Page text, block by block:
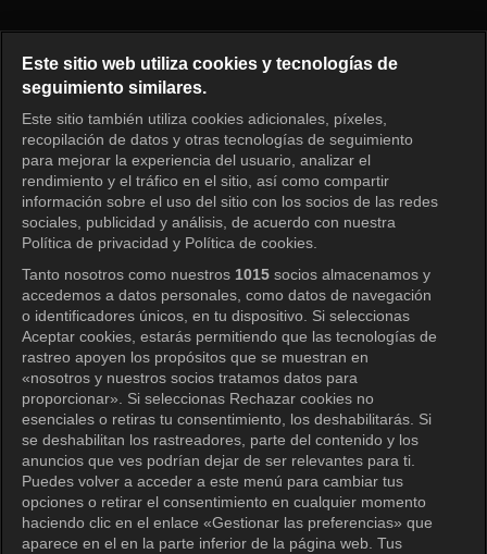
Iniciar sesión
Este sitio web utiliza cookies y tecnologías de
seguimiento similares.
Este sitio también utiliza cookies adicionales, píxeles,
recopilación de datos y otras tecnologías de seguimiento
para mejorar la experiencia del usuario, analizar el
rendimiento y el tráfico en el sitio, así como compartir
información sobre el uso del sitio con los socios de las redes
sociales, publicidad y análisis, de acuerdo con nuestra
Política de privacidad y Política de cookies.
Tanto nosotros como nuestros 1015 socios almacenamos y
accedemos a datos personales, como datos de navegación
o identificadores únicos, en tu dispositivo. Si seleccionas
Aceptar cookies, estarás permitiendo que las tecnologías de
rastreo apoyen los propósitos que se muestran en
«nosotros y nuestros socios tratamos datos para
proporcionar». Si seleccionas Rechazar cookies no
esenciales o retiras tu consentimiento, los deshabilitarás. Si
se deshabilitan los rastreadores, parte del contenido y los
anuncios que ves podrían dejar de ser relevantes para ti.
Puedes volver a acceder a este menú para cambiar tus
opciones o retirar el consentimiento en cualquier momento
haciendo clic en el enlace «Gestionar las preferencias» que
aparece en el en la parte inferior de la página web. Tus